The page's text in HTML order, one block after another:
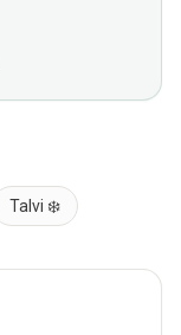
Talvi ❄️